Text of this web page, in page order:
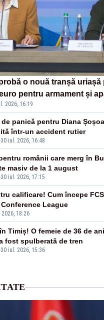
o nouă tranșă uriașă
pentru armament și
2026, 16:19
30 iul. 2026, 16:48
de panică pentru Diana
într-un accident rutier
30 iul. 2026, 17:15
românii care merg în
masiv de la 1 august
18:26
calificare! Cum începe
League
30 iul. 2026, 15:36
Timiș! O femeie de 36 de
fost spulberată de tren